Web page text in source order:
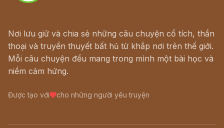
Nơi lưu giữ và chia sẻ những câu chuyện cổ tích, thần
thoại và truyền thuyết bất hủ từ khắp nơi trên thế giới.
Mỗi câu chuyện đều mang trong mình một bài học và
niềm cảm hứng.
Được tạo với cho những người yêu truyện